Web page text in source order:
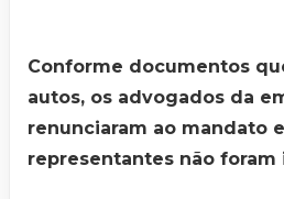
Conforme documentos
autos, os advogados da
renunciaram ao mandato
representantes não foram